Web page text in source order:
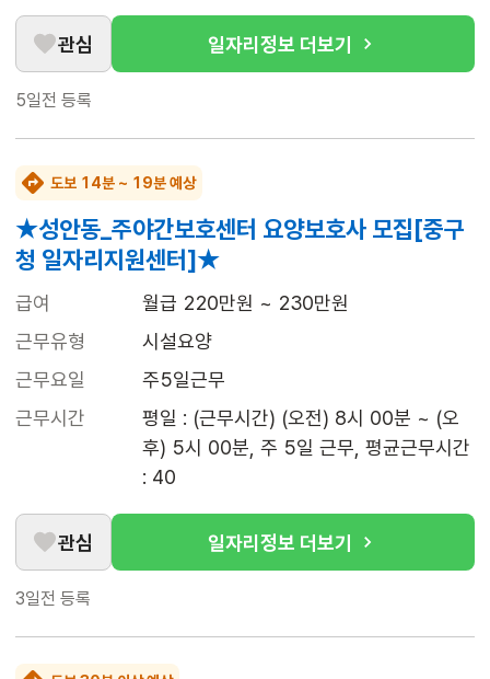
관심 일자리정보 더보기
5일전 등록
도보 14분 ~ 19분 예상
★성안동_주야간보호센터 요양보호사 모집[중구
청 일자리지원센터]★
급여
월급 220만원 ~ 230만원
근무유형
시설요양
근무요일
주5일근무
근무시간
평일 : (근무시간) (오전) 8시 00분 ~ (오
후) 5시 00분, 주 5일 근무, 평균근무시간
: 40
관심 일자리정보 더보기
3일전 등록